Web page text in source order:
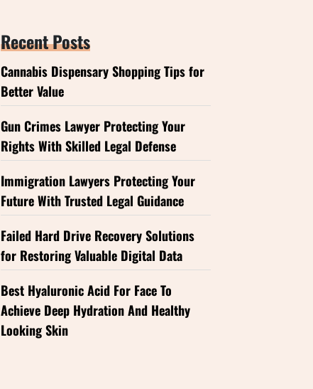
Recent Posts
Cannabis Dispensary Shopping Tips for
Better Value
Gun Crimes Lawyer Protecting Your
Rights With Skilled Legal Defense
Immigration Lawyers Protecting Your
Future With Trusted Legal Guidance
Failed Hard Drive Recovery Solutions
for Restoring Valuable Digital Data
Best Hyaluronic Acid For Face To
Achieve Deep Hydration And Healthy
Looking Skin